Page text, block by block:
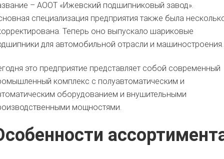
– АООТ «Ижевский подшипниковый завод».
специализация предприятия также была
Теперь оно выпускало шариковые
для автомобильной отрасли и машиностроения.
это предприятие представляет собой современный
комплекс с полуавтоматическим и
оборудованием и внушительными
мощностями.